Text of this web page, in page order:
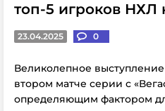
топ-5 игроков НХЛ
23.04.2025 0
Великолепное выступление
втором матче серии с
определяющим фактором